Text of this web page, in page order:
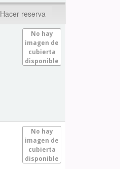
Hacer reserva
No hay
imagen de
cubierta
disponible
No hay
imagen de
cubierta
disponible